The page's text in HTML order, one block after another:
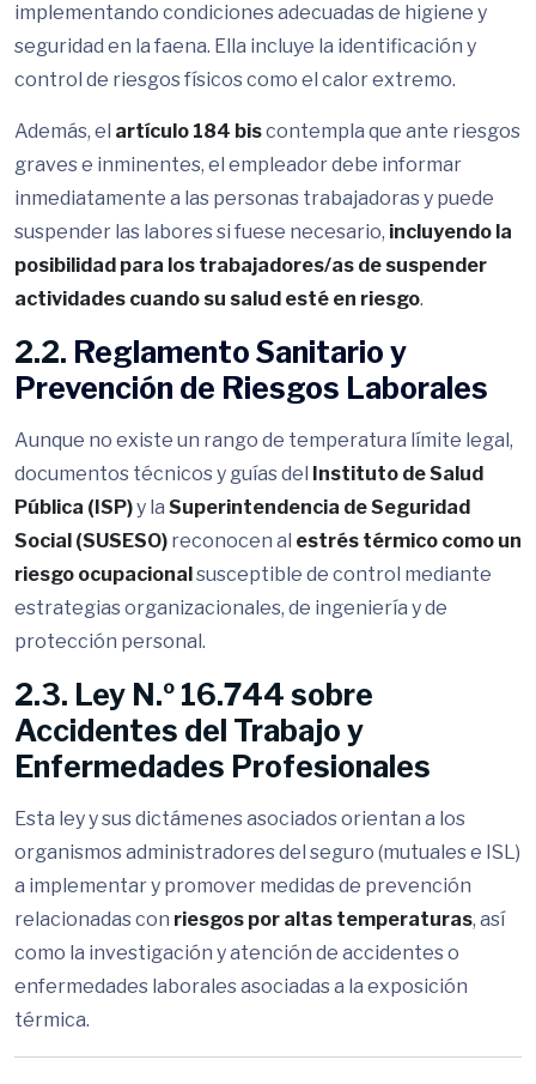
implementando condiciones adecuadas de higiene y
seguridad en la faena. Ella incluye la identificación y
control de riesgos físicos como el calor extremo.
Además, el artículo 184 biscontempla que ante riesgos
graves e inminentes, el empleador debe informar
inmediatamente a las personas trabajadoras y puede
suspender las labores si fuese necesario, incluyendo la
posibilidad para los trabajadores/as de suspender
actividades cuando su salud esté en riesgo.
2.2. Reglamento Sanitario y
Prevención de Riesgos Laborales
Aunque no existe un rango de temperatura límite legal,
documentos técnicos y guías del Instituto de Salud
Pública (ISP)y la Superintendencia de Seguridad
Social (SUSESO) reconocen al estrés térmico como un
riesgo ocupacionalsusceptible de control mediante
estrategias organizacionales, de ingeniería y de
protección personal.
2.3. Ley N.º 16.744 sobre
Accidentes del Trabajo y
Enfermedades Profesionales
Esta ley y sus dictámenes asociados orientan a los
organismos administradores del seguro (mutuales e ISL)
a implementar y promover medidas de prevención
relacionadas con riesgos por altas temperaturas, así
como la investigación y atención de accidentes o
enfermedades laborales asociadas a la exposición
térmica.